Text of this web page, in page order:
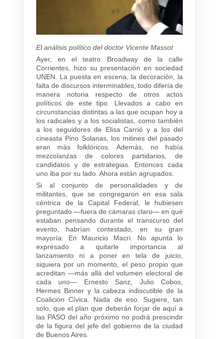
El análisis político del doctor Vicente Massot
Ayer, en el teatro Broadway de la calle
Corrientes, hizo su presentación en sociedad
UNEN. La puesta en escena, la decoración, la
falta de discursos interminables, todo difería de
manera notoria respecto de otros actos
políticos de este tipo. Llevados a cabo en
circunstancias distintas a las que ocupan hoy a
los radicales y a los socialistas, como también
a los seguidores de Elisa Carrió y a los del
cineasta Pino Solanas, los mitines del pasado
eran más folklóricos. Además, no había
mezcolanzas de colores partidarios, de
candidatos y de estrategias. Entonces cada
uno iba por su lado. Ahora están agrupados.
Si al conjunto de personalidades y de
militantes, que se congregaron en esa sala
céntrica de la Capital Federal, le hubiesen
preguntado —fuera de cámaras claro— en qué
estaban pensando durante el transcurso del
evento, habrían contestado, en su gran
mayoría: En Mauricio Macri. No apunta lo
expresado a quitarle importancia al
lanzamiento ni a poner en tela de juicio,
siquiera por un momento, el peso propio que
acreditan —más allá del volumen electoral de
cada uno— Ernesto Sanz, Julio Cobos,
Hermes Binner y la cabeza indiscutible de la
Coalición Cívica. Nada de eso. Sugiere, tan
sólo, que el plan que deberán forjar de aquí a
las PASO del año próximo no podrá prescindir
de la figura del jefe del gobierno de la ciudad
de Buenos Aires.